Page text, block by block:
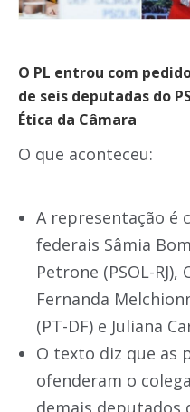
O PL entrou com
de seis deputadas do
Ética da Câmara
O que aconteceu:
A representação é
federais Sâmia
Petrone (PSOL-RJ),
Fernanda
(PT-DF) e Juliana
O texto diz que as
ofenderam o